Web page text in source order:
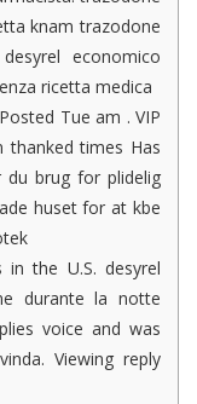
knam trazodone
economico
ricetta medica
Tue am . VIP
thanked times Has
du brug for plidelig
huset for at kbe
in the U.S. desyrel
durante la notte
voice and was
Viewing reply